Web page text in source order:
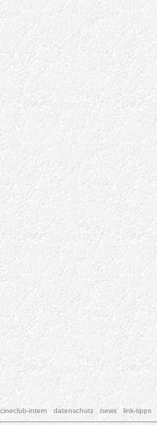
cineclub-intern datenschutz news link-tipps